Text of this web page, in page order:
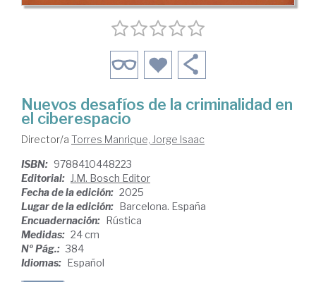
Nuevos desafíos de la criminalidad en
el ciberespacio
Director/a Torres Manrique, Jorge Isaac
ISBN: 9788410448223
Editorial: J.M. Bosch Editor
Fecha de la edición: 2025
Lugar de la edición: Barcelona. España
Encuadernación: Rústica
Medidas: 24 cm
Nº Pág.: 384
Idiomas: Español